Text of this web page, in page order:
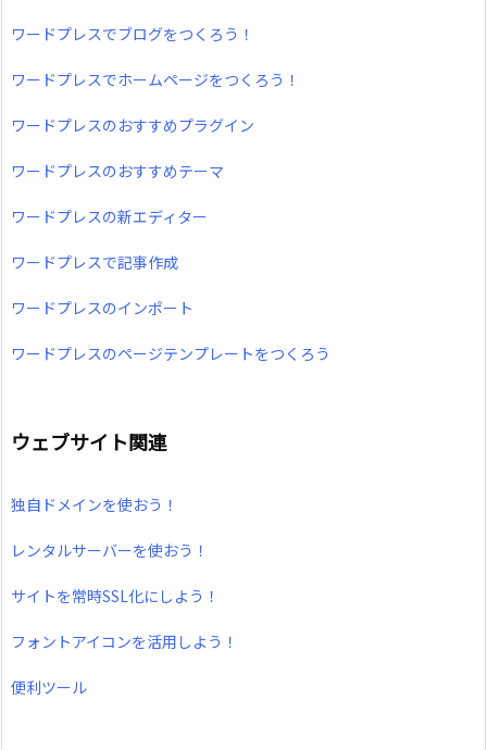
ワードプレスでブログをつくろう！
ワードプレスでホームページをつくろう！
ワードプレスのおすすめプラグイン
ワードプレスのおすすめテーマ
ワードプレスの新エディター
ワードプレスで記事作成
ワードプレスのインポート
ワードプレスのページテンプレートをつくろう
ウェブサイト関連
独自ドメインを使おう！
レンタルサーバーを使おう！
サイトを常時SSL化にしよう！
フォントアイコンを活用しよう！
便利ツール